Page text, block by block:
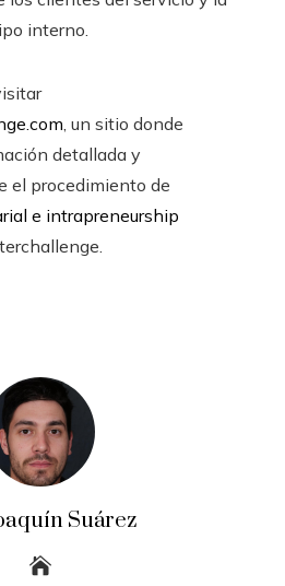
interno.
, un sitio donde
detallada y
el procedimiento de
e intrapreneurship
Suárez